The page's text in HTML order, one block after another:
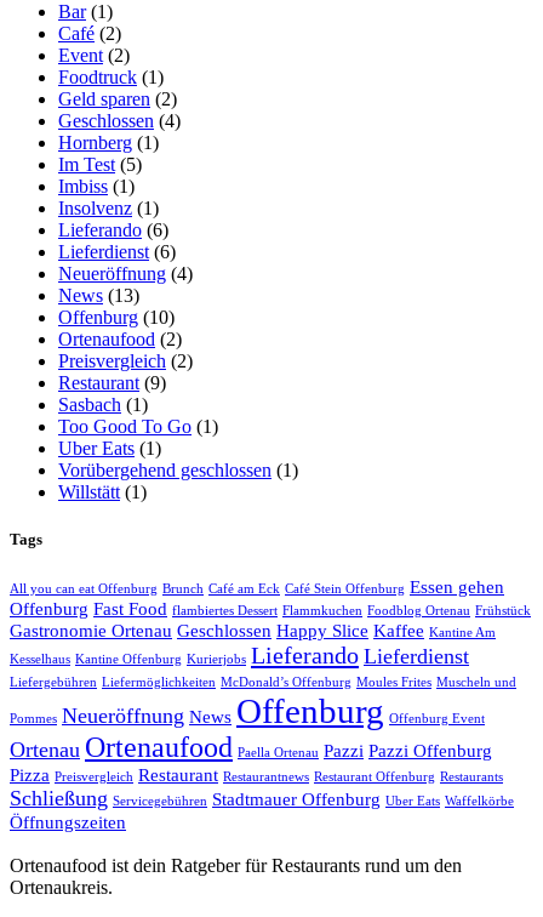
Bar (1)
Café (2)
Event (2)
Foodtruck (1)
Geld sparen (2)
Geschlossen (4)
Hornberg (1)
Im Test (5)
Imbiss (1)
Insolvenz (1)
Lieferando (6)
Lieferdienst (6)
Neueröffnung (4)
News (13)
Offenburg (10)
Ortenaufood (2)
Preisvergleich (2)
Restaurant (9)
Sasbach (1)
Too Good To Go (1)
Uber Eats (1)
Vorübergehend geschlossen (1)
Willstätt (1)
Tags
All you can eat Offenburg Brunch Café am Eck Café Stein Offenburg Essen gehen
Offenburg Fast Food flambiertes Dessert Flammkuchen Foodblog Ortenau Frühstück
Gastronomie Ortenau Geschlossen Happy Slice Kaffee Kantine Am
Kesselhaus Kantine Offenburg Kurierjobs Lieferando Lieferdienst
Liefergebühren Liefermöglichkeiten McDonald’s Offenburg Moules Frites Muscheln und
Pommes Neueröffnung News Offenburg Offenburg Event
Ortenau Ortenaufood Paella Ortenau Pazzi Pazzi Offenburg
Pizza Preisvergleich Restaurant Restaurantnews Restaurant Offenburg Restaurants
Schließung Servicegebühren Stadtmauer Offenburg Uber Eats Waffelkörbe
Öffnungszeiten
Ortenaufood ist dein Ratgeber für Restaurants rund um den
Ortenaukreis.